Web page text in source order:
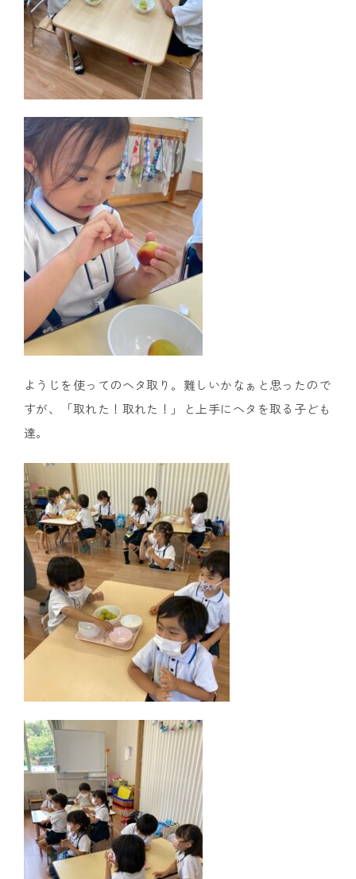
ようじを使ってのヘタ取り。難しいかなぁと思ったので
すが、「取れた！取れた！」と上手にヘタを取る子ども
達。